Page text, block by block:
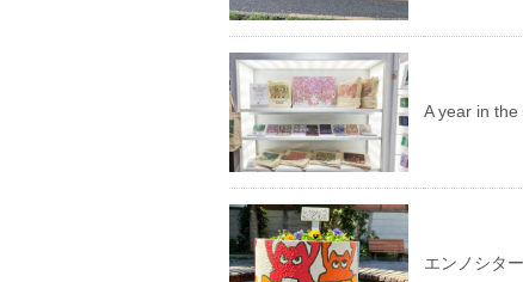
A year in the
エンノシタ